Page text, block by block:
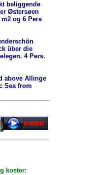
beliggende
Østersøen
og 6 Pers
über die
4 Pers.
above Allinge
Sea from
koster: